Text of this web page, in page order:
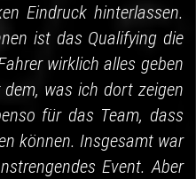
Eindruck hinterlassen.
ist das Qualifying die
wirklich alles geben
was ich dort zeigen
für das Team, dass
können. Insgesamt war
Event. Aber